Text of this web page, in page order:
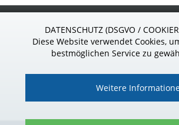
Wir sind gern für Sie da!
Telefon: 037296 - 927 39 85
Impressum|Datenschutz|Kontakt|AGB|
DATENSCHUTZ (DSGVO /
Diese Website verwendet Cookies,
bestmöglichen Service zu
Weitere